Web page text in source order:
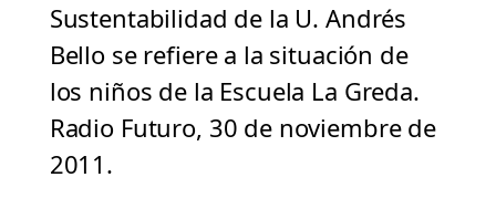
Sustentabilidad de la U. Andrés
Bello se refiere a la situación de
los niños de la Escuela La Greda.
Radio Futuro, 30 de noviembre de
2011.